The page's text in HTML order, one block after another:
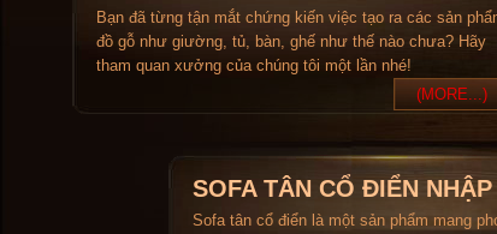
Bạn đã từng tận mắt chứng kiến việc tạo ra các sản
đồ gỗ như giường, tủ, bàn, ghế như thế nào chưa? Hãy
tham quan xưởng của chúng tôi một lần nhé!
(MORE...)
SOFA TÂN CỔ ĐIỂN
Sofa tân cổ điển là một sản phẩm mang